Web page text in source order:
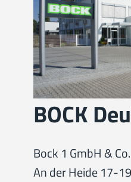
BOCK
Bock 1 GmbH &
An der Heide 17-19